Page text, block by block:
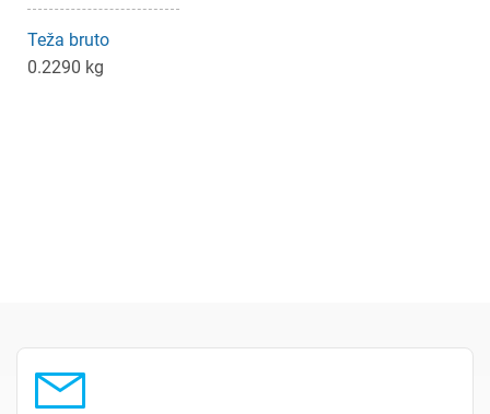
Teža bruto
0.2290 kg